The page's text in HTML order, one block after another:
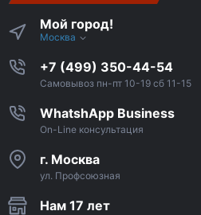
Мой город!
Москва
+7 (499) 350-44-54
Самовывоз пн-пт 10-19 сб 11-15
WhatshApp Business
On-Line консультация
г. Москва
ул. Профсоюзная
Нам 17 лет